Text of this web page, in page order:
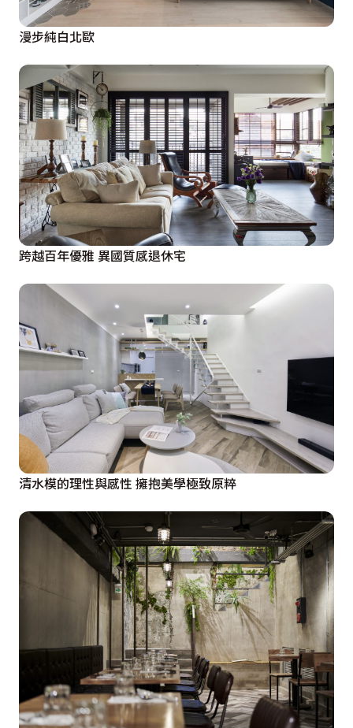
漫步純白北歐
跨越百年優雅 異國質感退休宅
清水模的理性與感性 擁抱美學極致原粹